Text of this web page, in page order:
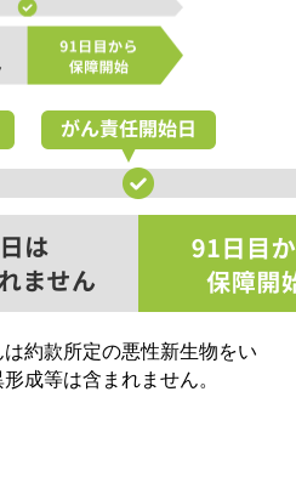
約款所定の悪性新生物をい
成等は含まれません。